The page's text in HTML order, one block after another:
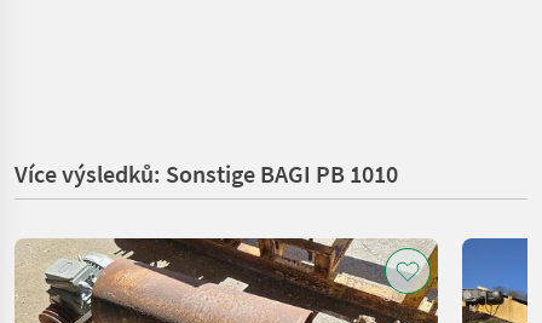
Více výsledků: Sonstige BAGI PB 1010